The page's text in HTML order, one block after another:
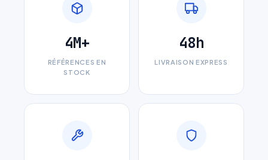
4M+
RÉFÉRENCES EN
STOCK
48h
LIVRAISON EXPRESS
J'accepte que mes données soient utilisées pour traiter
ma demande.
Vos données sont protégées et ne seront jamais